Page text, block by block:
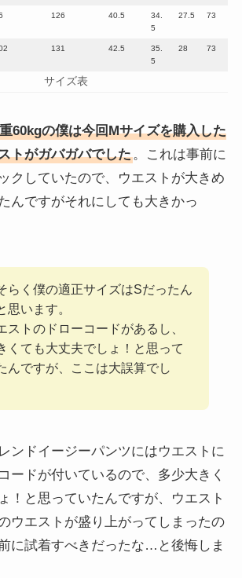
126 40.5
34.
5
27.5 73
131 42.5
35.
5
28 73
サイズ表
60kgの僕は今回Mサイズを購入した
トがガバガバでした。これは事前に
クしていたので、ウエストが大きめ
んですがそれにしても大きかっ
らく僕の適正サイズはSだったん
思います。
ストのドローコードがあるし、
くても大丈夫でしょ！と思って
んですが、ここは大誤算でし
ンドイージーパンツにはウエストに
ードが付いているので、多少大きく
！と思っていたんですが、ウエスト
ウエストが盛り上がってしまったの
に試着すべきだったな…と後悔しま